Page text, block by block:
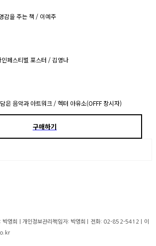
감을 주는 책 / 이예주
페스티벌 포스터 / 김영나
은 음악과 아트워크 / 헥터 아유소(OFFF 창시자)
구매하기
박영희 | 개인정보관리책임자: 박영희 | 전화: 02-852-5412 | 이